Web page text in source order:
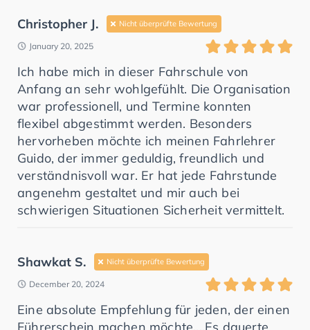
Christopher J. Nicht überprüfte Bewertung
January 20, 2025
Ich habe mich in dieser Fahrschule von
Anfang an sehr wohlgefühlt. Die Organisation
war professionell, und Termine konnten
flexibel abgestimmt werden. Besonders
hervorheben möchte ich meinen Fahrlehrer
Guido, der immer geduldig, freundlich und
verständnisvoll war. Er hat jede Fahrstunde
angenehm gestaltet und mir auch bei
schwierigen Situationen Sicherheit vermittelt.
Shawkat S. Nicht überprüfte Bewertung
December 20, 2024
Eine absolute Empfehlung für jeden, der einen
Führerschein machen möchte....Es dauerte